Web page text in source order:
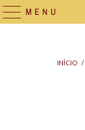
MENU
INÍCIO /